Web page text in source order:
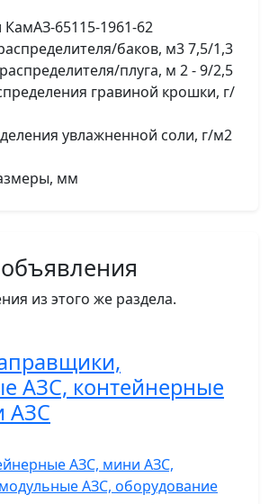
65115-1961-62
баков, м3 7,5/1,3
плуга, м 2 - 9/2,5
гравиной крошки, г/
увлажненной соли, г/м2
мм
из этого же раздела.
АЗС, контейнерные
АЗС
АЗС, мини АЗС,
АЗС, оборудование